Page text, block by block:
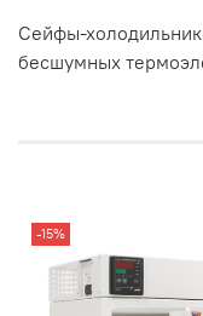
Сейфы-
бесшумных
-15%